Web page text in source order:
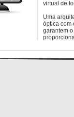
virtual de
Uma
óptica com
garantem